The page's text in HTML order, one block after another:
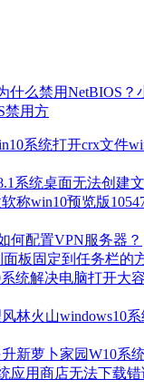
什么禁用NetBIOS？
禁用方
系统打开crx文件
系统桌面无法创建
称win10预览版
何配置VPN服务器？
面板固定到任务栏的
统解决电脑打开大
林火山windows10
新萝卜家园W10系
应用商店无法下载错